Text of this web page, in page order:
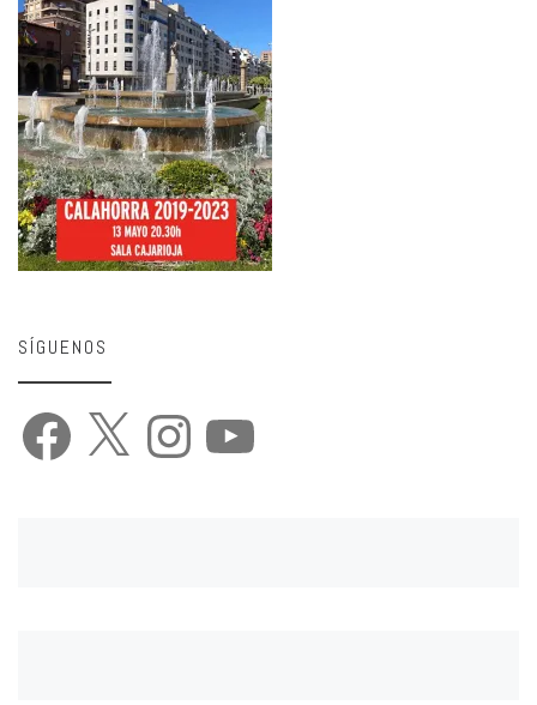
SÍGUENOS
Facebook Instagram YouTube